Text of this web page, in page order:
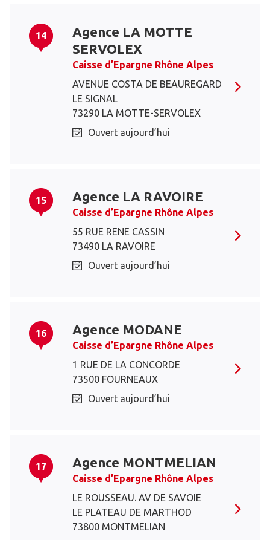
14
Agence LA MOTTE
SERVOLEX
Caisse d’Epargne Rhône Alpes
AVENUE COSTA DE BEAUREGARD
LE SIGNAL
73290 LA MOTTE-SERVOLEX
Ouvert aujourd’hui
15 Agence LA RAVOIRE
Caisse d’Epargne Rhône Alpes
55 RUE RENE CASSIN
73490 LA RAVOIRE
Ouvert aujourd’hui
16 Agence MODANE
Caisse d’Epargne Rhône Alpes
1 RUE DE LA CONCORDE
73500 FOURNEAUX
Ouvert aujourd’hui
17 Agence MONTMELIAN
Caisse d’Epargne Rhône Alpes
LE ROUSSEAU. AV DE SAVOIE
LE PLATEAU DE MARTHOD
73800 MONTMELIAN